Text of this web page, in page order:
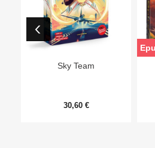
Sky Team
30,60 €